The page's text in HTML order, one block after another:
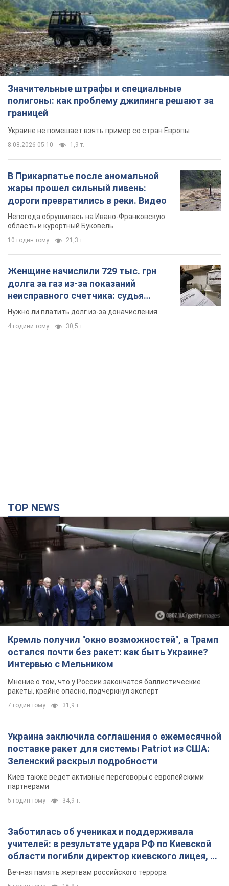
Значительные штрафы и специальные
полигоны: как проблему джипинга решают за
границей
Украине не помешает взять пример со стран Европы
8.08.2026 05:10 1,9 т.
В Прикарпатье после аномальной
жары прошел сильный ливень:
дороги превратились в реки. Видео
Непогода обрушилась на Ивано-Франковскую
область и курортный Буковель
10 годин тому 21,3 т.
Женщине начислили 729 тыс. грн
долга за газ из-за показаний
неисправного счетчика: судья
вынес неожиданное решение
Нужно ли платить долг из-за доначисления
4 години тому 30,5 т.
TOP NEWS
Кремль получил "окно возможностей", а Трамп
остался почти без ракет: как быть Украине?
Интервью с Мельником
Мнение о том, что у России закончатся баллистические
ракеты, крайне опасно, подчеркнул эксперт
7 годин тому 31,9 т.
Украина заключила соглашения о ежемесячной
поставке ракет для системы Patriot из США:
Зеленский раскрыл подробности
Киев также ведет активные переговоры с европейскими
партнерами
5 годин тому 34,9 т.
Заботилась об учениках и поддерживала
учителей: в результате удара РФ по Киевской
области погибли директор киевского лицея, её
муж и внук
Вечная память жертвам российского террора